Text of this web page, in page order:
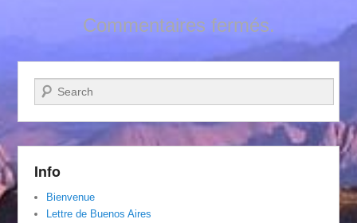
Commentaires fermés.
Recherche
Info
Bienvenue
Lettre de Buenos Aires